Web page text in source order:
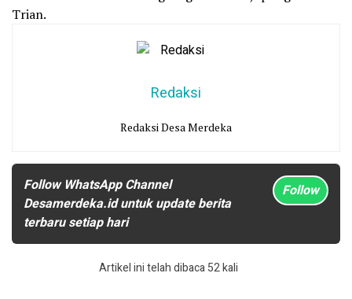
Trian.
Redaksi
Redaksi Desa Merdeka
Follow WhatsApp Channel
Desamerdeka.id untuk update berita
terbaru setiap hari
Follow
Artikel ini telah dibaca 52 kali